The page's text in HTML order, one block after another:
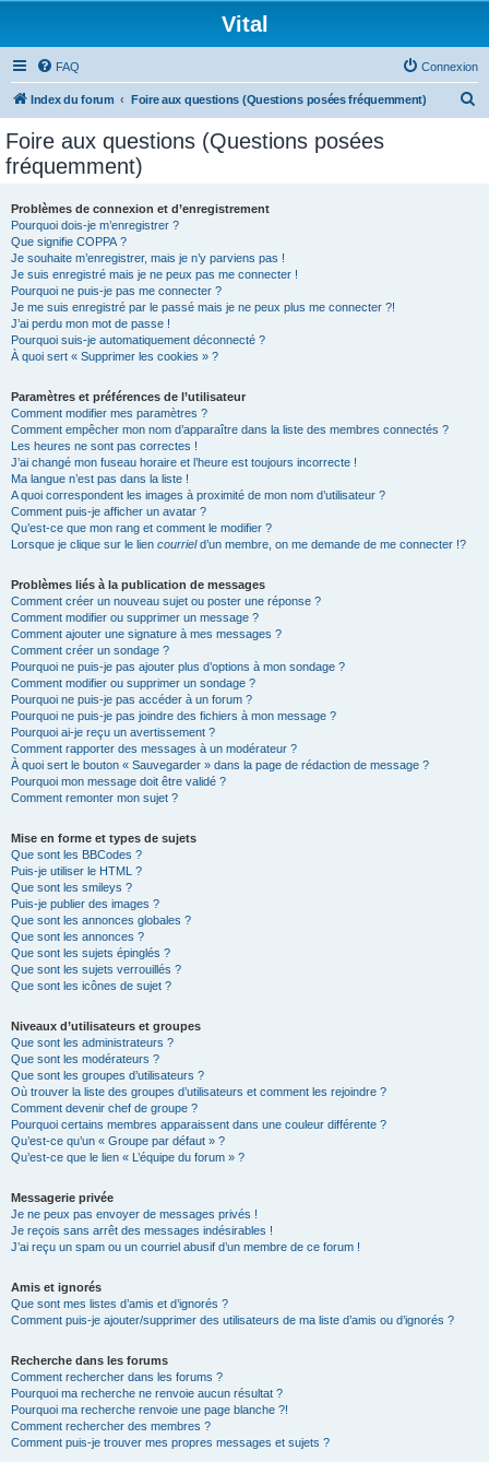
Vital
FAQ Connexion
Index du forum Foire aux questions (Questions posées fréquemment)
Foire aux questions (Questions posées
fréquemment)
Problèmes de connexion et d’enregistrement
Pourquoi dois-je m’enregistrer ?
Que signifie COPPA ?
Je souhaite m’enregistrer, mais je n’y parviens pas !
Je suis enregistré mais je ne peux pas me connecter !
Pourquoi ne puis-je pas me connecter ?
Je me suis enregistré par le passé mais je ne peux plus me connecter ?!
J’ai perdu mon mot de passe !
Pourquoi suis-je automatiquement déconnecté ?
À quoi sert « Supprimer les cookies » ?
Paramètres et préférences de l’utilisateur
Comment modifier mes paramètres ?
Comment empêcher mon nom d’apparaître dans la liste des membres connectés ?
Les heures ne sont pas correctes !
J’ai changé mon fuseau horaire et l’heure est toujours incorrecte !
Ma langue n’est pas dans la liste !
A quoi correspondent les images à proximité de mon nom d’utilisateur ?
Comment puis-je afficher un avatar ?
Qu’est-ce que mon rang et comment le modifier ?
Lorsque je clique sur le lien courrield’un membre, on me demande de me connecter !?
Problèmes liés à la publication de messages
Comment créer un nouveau sujet ou poster une réponse ?
Comment modifier ou supprimer un message ?
Comment ajouter une signature à mes messages ?
Comment créer un sondage ?
Pourquoi ne puis-je pas ajouter plus d’options à mon sondage ?
Comment modifier ou supprimer un sondage ?
Pourquoi ne puis-je pas accéder à un forum ?
Pourquoi ne puis-je pas joindre des fichiers à mon message ?
Pourquoi ai-je reçu un avertissement ?
Comment rapporter des messages à un modérateur ?
À quoi sert le bouton « Sauvegarder » dans la page de rédaction de message ?
Pourquoi mon message doit être validé ?
Comment remonter mon sujet ?
Mise en forme et types de sujets
Que sont les BBCodes ?
Puis-je utiliser le HTML ?
Que sont les smileys ?
Puis-je publier des images ?
Que sont les annonces globales ?
Que sont les annonces ?
Que sont les sujets épinglés ?
Que sont les sujets verrouillés ?
Que sont les icônes de sujet ?
Niveaux d’utilisateurs et groupes
Que sont les administrateurs ?
Que sont les modérateurs ?
Que sont les groupes d’utilisateurs ?
Où trouver la liste des groupes d’utilisateurs et comment les rejoindre ?
Comment devenir chef de groupe ?
Pourquoi certains membres apparaissent dans une couleur différente ?
Qu’est-ce qu’un « Groupe par défaut » ?
Qu’est-ce que le lien « L’équipe du forum » ?
Messagerie privée
Je ne peux pas envoyer de messages privés !
Je reçois sans arrêt des messages indésirables !
J’ai reçu un spam ou un courriel abusif d’un membre de ce forum !
Amis et ignorés
Que sont mes listes d’amis et d’ignorés ?
Comment puis-je ajouter/supprimer des utilisateurs de ma liste d’amis ou d’ignorés ?
Recherche dans les forums
Comment rechercher dans les forums ?
Pourquoi ma recherche ne renvoie aucun résultat ?
Pourquoi ma recherche renvoie une page blanche ?!
Comment rechercher des membres ?
Comment puis-je trouver mes propres messages et sujets ?